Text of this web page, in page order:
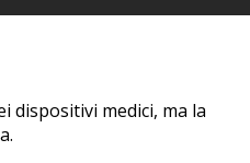
dispositivi medici, ma la